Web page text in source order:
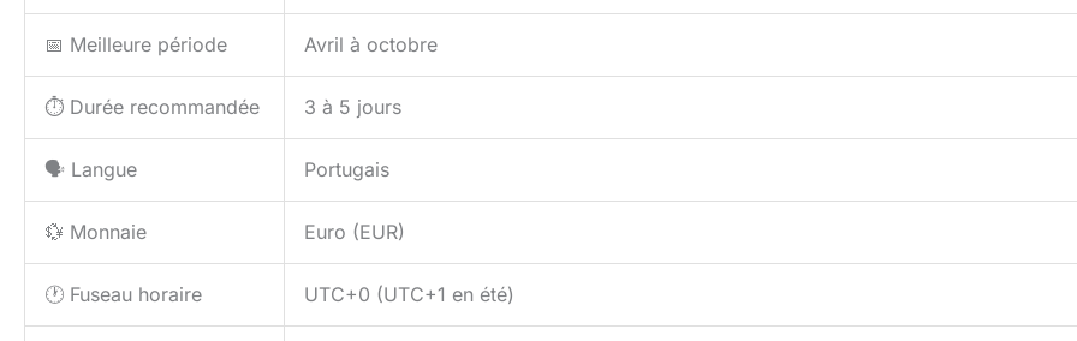
📅 Meilleure période Avril à octobre
⏱️ Durée recommandée 3 à 5 jours
🗣️ Langue Portugais
💱 Monnaie Euro (EUR)
🕐 Fuseau horaire UTC+0 (UTC+1 en été)